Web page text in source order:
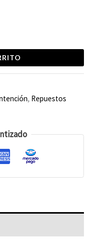
, Repuestos